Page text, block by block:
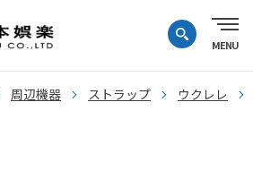
周辺機器 ストラップ ウクレレ